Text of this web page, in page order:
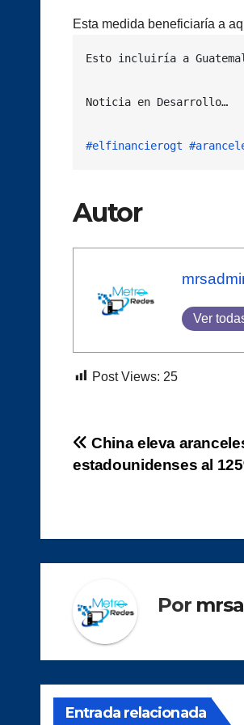
Esta medida beneficiaría a
Esto incluiría a
Noticia en Desarrollo…
#elfinancierogt
Autor
Ver
Post Views: 25
Navegación
China eleva
estadounidenses al
Por
Entrada relacionada